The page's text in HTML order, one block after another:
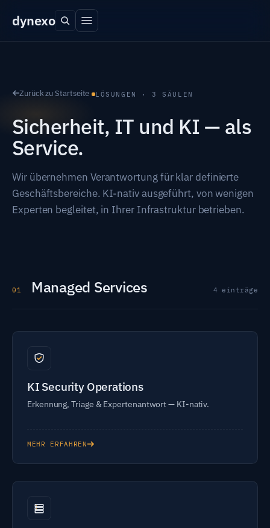
dynexo
Zurück zu Startseite LÖSUNGEN · 3 SÄULEN
Sicherheit, IT und KI — als
Service.
Wir übernehmen Verantwortung für klar definierte
Geschäftsbereiche. KI-nativ ausgeführt, von wenigen
Experten begleitet, in Ihrer Infrastruktur betrieben.
01 Managed Services 4 einträge
KI Security Operations
Erkennung, Triage & Expertenantwort — KI-nativ.
MEHR ERFAHREN